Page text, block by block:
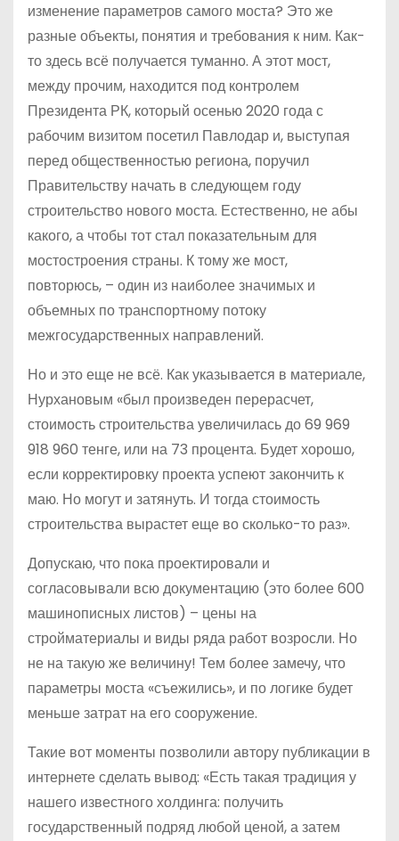
изменение параметров самого моста? Это же
разные объекты, понятия и требования к ним. Как-
то здесь всё получается туманно. А этот мост,
между прочим, находится под контролем
Президента РК, который осенью 2020 года с
рабочим визитом посетил Павлодар и, выступая
перед общественностью региона, поручил
Правительству начать в следующем году
строительство нового моста. Естественно, не абы
какого, а чтобы тот стал показательным для
мостостроения страны. К тому же мост,
повторюсь, – один из наиболее значимых и
объемных по транспортному потоку
межгосударственных направлений.
Но и это еще не всё. Как указывается в материале,
Нурхановым «был произведен перерасчет,
стоимость строительства увеличилась до 69 969
918 960 тенге, или на 73 процента. Будет хорошо,
если корректировку проекта успеют закончить к
маю. Но могут и затянуть. И тогда стоимость
строительства вырастет еще во сколько-то раз».
Допускаю, что пока проектировали и
согласовывали всю документацию (это более 600
машинописных листов) – цены на
стройматериалы и виды ряда работ возросли. Но
не на такую же величину! Тем более замечу, что
параметры моста «съежились», и по логике будет
меньше затрат на его сооружение.
Такие вот моменты позволили автору публикации в
интернете сделать вывод: «Есть такая традиция у
нашего известного холдинга: получить
государственный подряд любой ценой, а затем